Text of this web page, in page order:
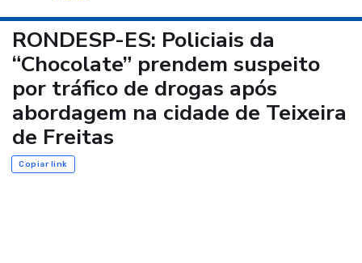
RONDESP-ES: Policiais da
“Chocolate” prendem suspeito
por tráfico de drogas após
abordagem na cidade de Teixeira
de Freitas
Copiar link